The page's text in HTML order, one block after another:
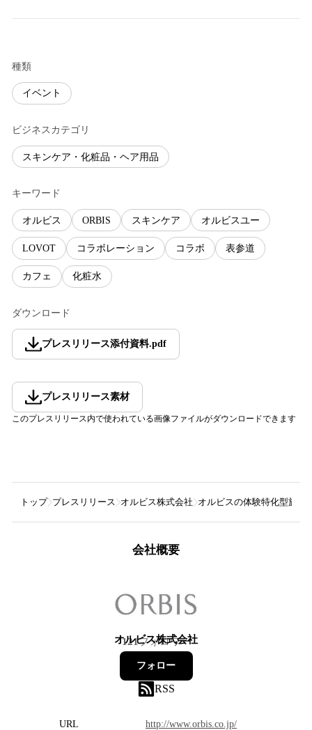
種類
イベント
ビジネスカテゴリ
スキンケア・化粧品・ヘア用品
キーワード
オルビス ORBIS スキンケア オルビスユー
LOVOT コラボレーション コラボ 表参道
カフェ 化粧水
ダウンロード
プレスリリース添付資料.pdf
プレスリリース素材
このプレスリリース内で使われている画像ファイルがダウンロードできます
トップ プレスリリース オルビス株式会社 オルビスの体験特化型施設
会社概要
オルビス株式会社
121フォロワー
フォロー
RSS
URL
http://www.orbis.co.jp/